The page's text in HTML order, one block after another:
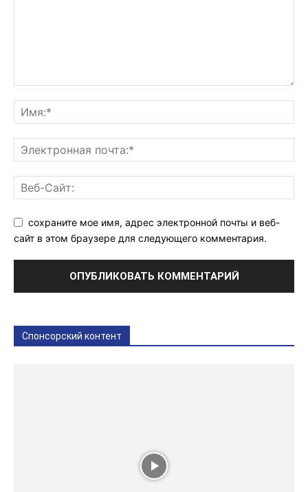
сохраните мое имя, адрес электронной почты и веб-
сайт в этом браузере для следующего комментария.
Спонсорский контент